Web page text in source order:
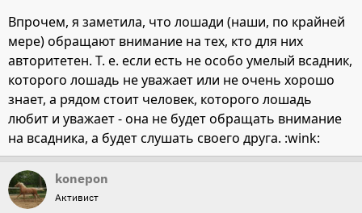
Впрочем, я заметила, что лошади (наши, по крайней
мере) обращают внимание на тех, кто для них
авторитетен. Т. е. если есть не особо умелый всадник,
которого лошадь не уважает или не очень хорошо
знает, а рядом стоит человек, которого лошадь
любит и уважает - она не будет обращать внимание
на всадника, а будет слушать своего друга. :wink:
konepon
Активист